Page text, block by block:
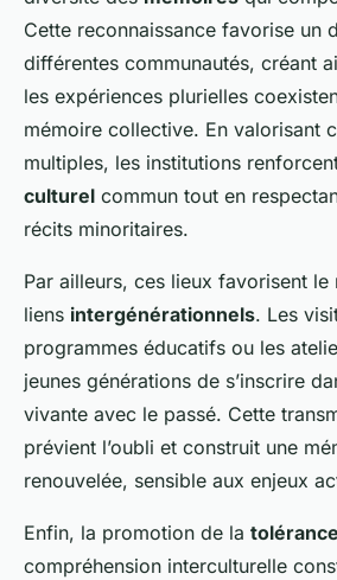
Cette reconnaissance favorise un
différentes communautés, créant
les expériences plurielles
mémoire collective. En valorisant
multiples, les institutions
culturel commun tout en
récits minoritaires.
Par ailleurs, ces lieux favorisent
liens intergénérationnels. Les
programmes éducatifs ou les
jeunes générations de s’inscrire
vivante avec le passé. Cette
prévient l’oubli et construit une
renouvelée, sensible aux enjeux
Enfin, la promotion de la tolérance
compréhension interculturelle